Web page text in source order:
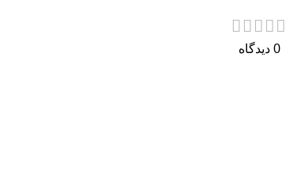
0 دیدگاه